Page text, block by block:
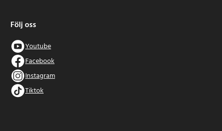
Följ oss
Youtube
Facebook
Instagram
Tiktok